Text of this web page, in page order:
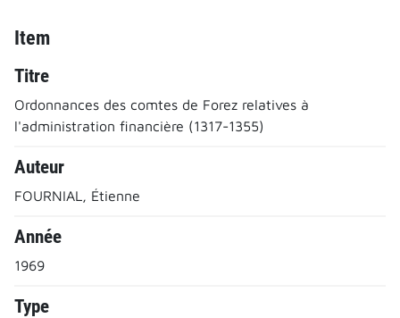
Item
Titre
Ordonnances des comtes de Forez relatives à
l'administration financière (1317-1355)
Auteur
FOURNIAL, Étienne
Année
1969
Type